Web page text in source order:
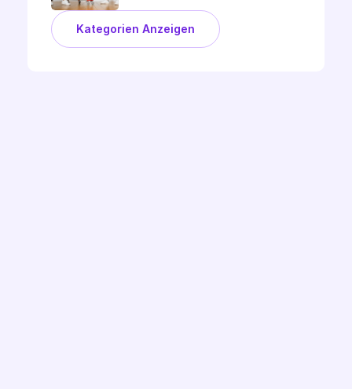
Kategorien Anzeigen